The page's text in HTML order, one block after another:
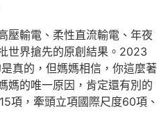
壓輸電、柔性直流輸電、年夜
世界搶先的原創結果。2023
真的，但媽媽相信，你這麼著
媽的唯一原因，肯定還有別的
項，牽頭立項國際尺度60項、